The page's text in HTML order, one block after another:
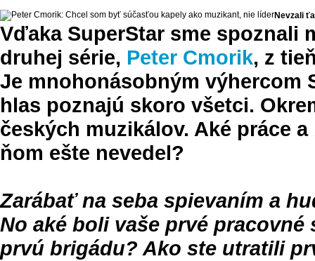
Nevzali
Vďaka SuperStar sme spoznali
druhej série, Peter Cmorik, z
Je mnohonásobným výhercom
hlas poznajú skoro všetci.
českých muzikálov. Aké práce a
ňom ešte nevedel?
Zarábať na seba spievaním a
No aké boli vaše prvé
prvú brigádu? Ako ste utratili